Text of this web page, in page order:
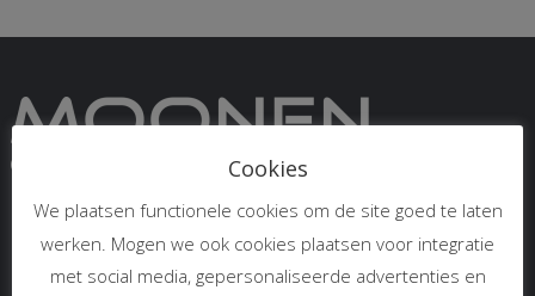
Links
PrismaWorx
Cookies
We plaatsen functionele cookies om de site goed te laten
werken. Mogen we ook cookies plaatsen voor integratie
met social media, gepersonaliseerde advertenties en